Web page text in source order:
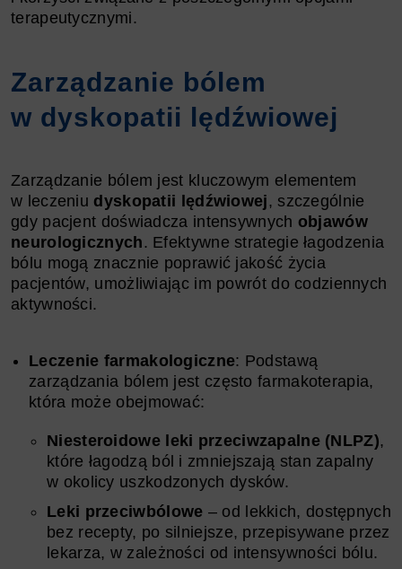
terapeutycznymi.
Zarządzanie bólem
w dyskopatii lędźwiowej
Zarządzanie bólem jest kluczowym elementem
w leczeniu dyskopatii lędźwiowej, szczególnie
gdy pacjent doświadcza intensywnych objawów
neurologicznych. Efektywne strategie łagodzenia
bólu mogą znacznie poprawić jakość życia
pacjentów, umożliwiając im powrót do codziennych
aktywności.
Leczenie farmakologiczne: Podstawą
zarządzania bólem jest często farmakoterapia,
która może obejmować:
Niesteroidowe leki przeciwzapalne (NLPZ),
które łagodzą ból i zmniejszają stan zapalny
w okolicy uszkodzonych dysków.
Leki przeciwbólowe – od lekkich, dostępnych
bez recepty, po silniejsze, przepisywane przez
lekarza, w zależności od intensywności bólu.